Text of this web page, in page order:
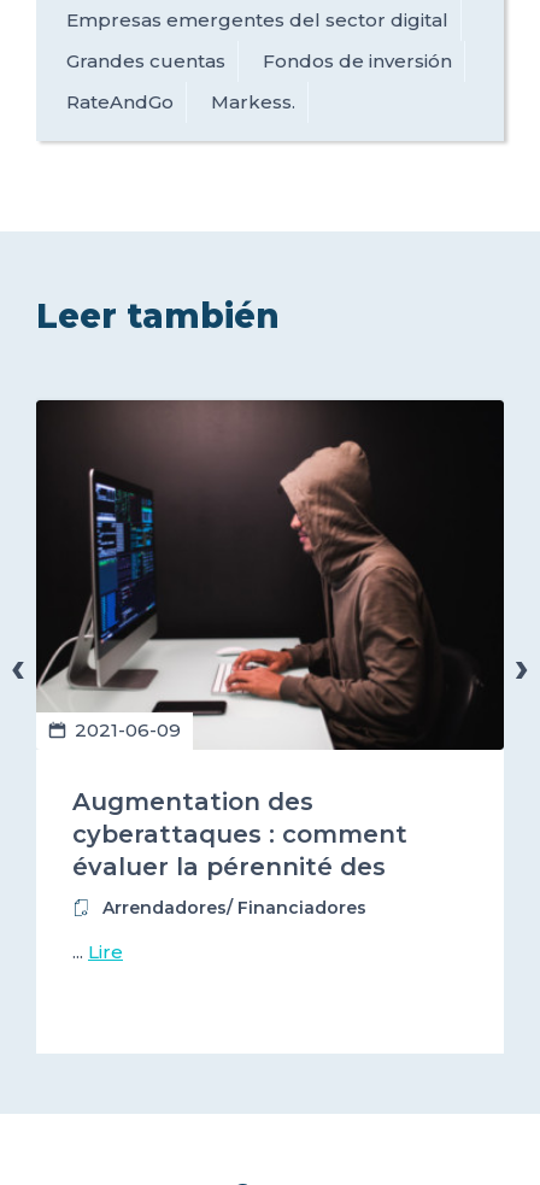
Empresas emergentes del sector digital
Grandes cuentas
Fondos de inversión
RateAndGo
Markess.
Leer también
2021-06-09
Augmentation des
cyberattaques : comment
évaluer la pérennité des
entreprises que vous financez
Arrendadores/ Financiadores
... Lire
‹ ›